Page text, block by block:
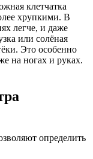
клетчатка
хрупкими. В
легче, и даже
или солёная
Это особенно
на ногах и руках.
определить